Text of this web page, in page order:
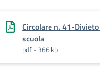
Circolare n. 41-
scuola
pdf - 366 kb